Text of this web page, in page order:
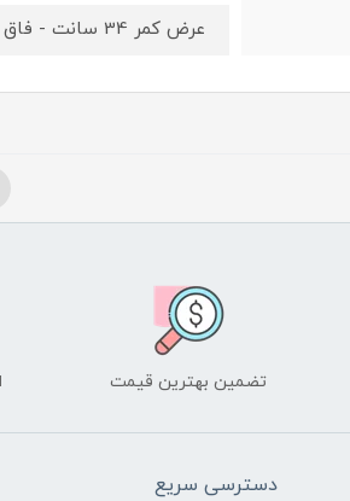
عرض کمر 34 سانت - فاق 28 سانت
تضمین بهترین قیمت
دسترسی سریع